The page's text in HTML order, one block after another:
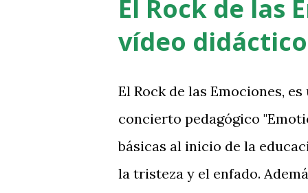
relaciones inadecuadas -
cumplen tres funciones
emociones y actitudes y 3)
Baile de las Emociones,
sobre la función expresiva-
tiempo que también trabaja
El Rock de las
vídeo
El Rock de las Emociones,
concierto pedagógico
básicas al inicio de la
la tristeza y el enfado.